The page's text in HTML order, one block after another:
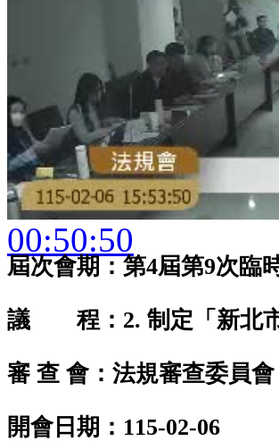
00:50:50
屆次會期：第4屆第9次臨
議 程：2. 制定「新北市
審 查 會：法規審查委員會
開會日期：115-02-06